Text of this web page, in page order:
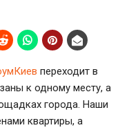
переходит в
к одному месту, а
города. Наши
квартиры, а